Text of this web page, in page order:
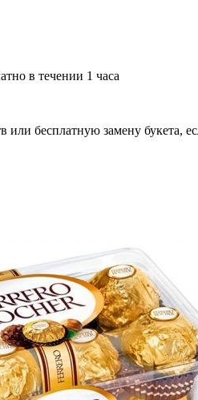
в течении 1 часа
или бесплатную замену букета,